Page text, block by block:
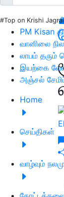
#Top on Krishi
PM Kisan
வானிலை
லாபம் தரும்
இயற்கை
அஞ்சல்
Home
செய்திகள்
வாழ்வும்